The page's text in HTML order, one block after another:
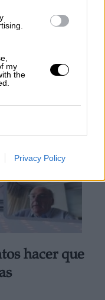
my
the
Privacy Policy
hacer que